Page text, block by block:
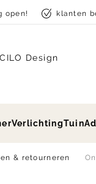
open! klanten
CILO Design
VerlichtingTuin
& retourneren